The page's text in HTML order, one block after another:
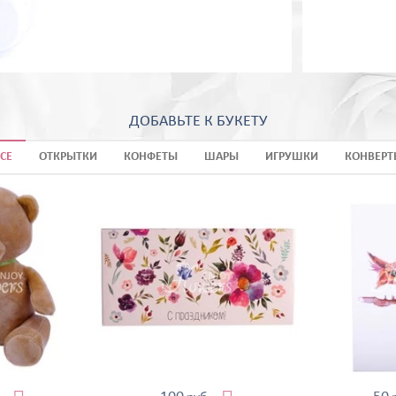
ДОБАВЬТЕ К БУКЕТУ
ОТКРЫТКИ КОНФЕТЫ ШАРЫ ИГРУШКИ